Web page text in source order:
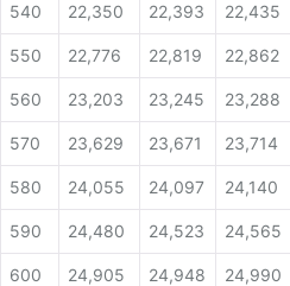
540 22,350 22,393 22,435
550 22,776 22,819 22,862
560 23,203 23,245 23,288
570 23,629 23,671 23,714
580 24,055 24,097 24,140
590 24,480 24,523 24,565
600 24,905 24,948 24,990